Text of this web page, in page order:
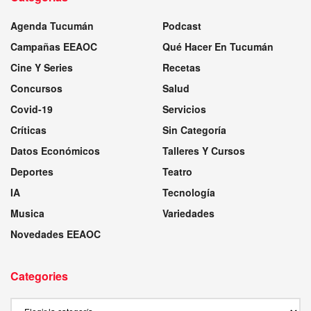
Agenda Tucumán
Campañas EEAOC
Cine Y Series
Concursos
Covid-19
Críticas
Datos Económicos
Deportes
IA
Musica
Novedades EEAOC
Podcast
Qué Hacer En Tucumán
Recetas
Salud
Servicios
Sin Categoría
Talleres Y Cursos
Teatro
Tecnología
Variedades
Categories